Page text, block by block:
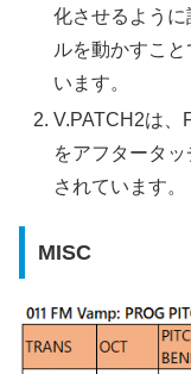
化させるよう
ルを動かすこ
います。
V.PATCH2は、
をアフタータ
されています。
MISC